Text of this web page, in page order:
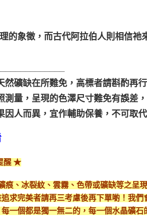
的象徵，而古代阿拉伯人則相信
然礦缺在所難免，高標者請斟酌再
測量，呈現的色澤尺寸難免有誤差
因人而異，宜作輔助保養，不可取
醒 ★
、冰裂紋、雲霧、色帶或礦缺等之呈
求完美者請再三考慮後再下單喲！我
一個都是獨一無二的，每一個水晶礦